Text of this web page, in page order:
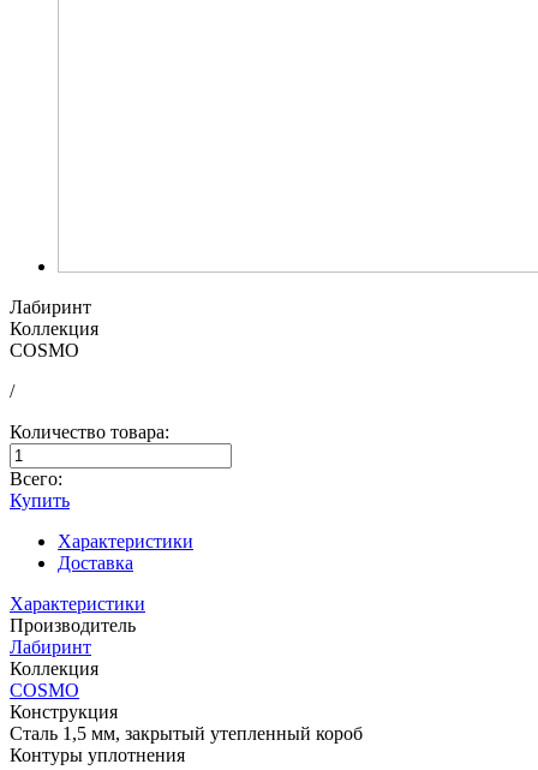
Лабиринт
Коллекция
COSMO
/
Количество товара:
Всего:
Купить
Характеристики
Доставка
Характеристики
Производитель
Лабиринт
Коллекция
COSMO
Конструкция
Сталь 1,5 мм, закрытый утепленный короб
Контуры уплотнения